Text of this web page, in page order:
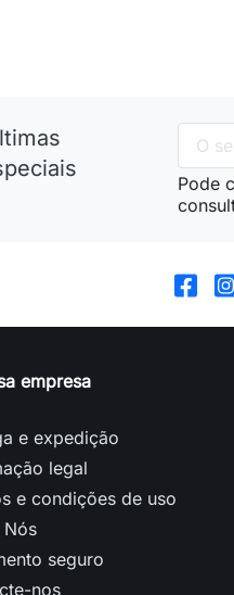
Pode
empresa
e expedição
legal
e condições de uso
Nós
seguro
nos